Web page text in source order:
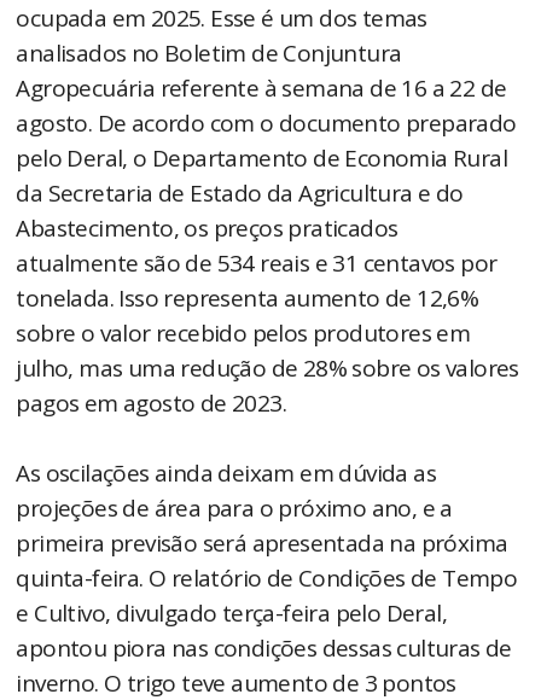
ocupada em 2025. Esse é um dos temas
analisados no Boletim de Conjuntura
Agropecuária referente à semana de 16 a 22 de
agosto. De acordo com o documento preparado
pelo Deral, o Departamento de Economia Rural
da Secretaria de Estado da Agricultura e do
Abastecimento, os preços praticados
atualmente são de 534 reais e 31 centavos por
tonelada. Isso representa aumento de 12,6%
sobre o valor recebido pelos produtores em
julho, mas uma redução de 28% sobre os valores
pagos em agosto de 2023.
As oscilações ainda deixam em dúvida as
projeções de área para o próximo ano, e a
primeira previsão será apresentada na próxima
quinta-feira. O relatório de Condições de Tempo
e Cultivo, divulgado terça-feira pelo Deral,
apontou piora nas condições dessas culturas de
inverno. O trigo teve aumento de 3 pontos